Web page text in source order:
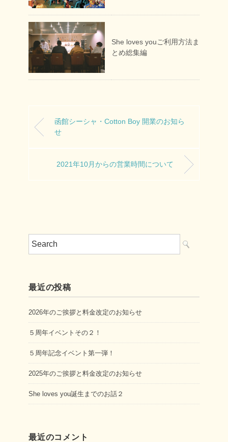
She loves youご利用方法ま
とめ総集編
函館シーシャ・Cotton Boy 開業のお知ら
せ
2021年10月からの営業時間について
最近の投稿
2026年のご挨拶と料金改定のお知らせ
５周年イベントその２！
５周年記念イベント第一弾！
2025年のご挨拶と料金改定のお知らせ
She loves you誕生までのお話２
最近のコメント